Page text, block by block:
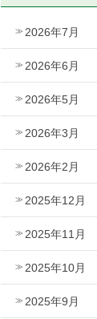
2026年7月
2026年6月
2026年5月
2026年3月
2026年2月
2025年12月
2025年11月
2025年10月
2025年9月